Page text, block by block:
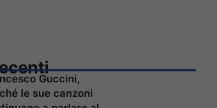
Guccini,
le sue canzoni